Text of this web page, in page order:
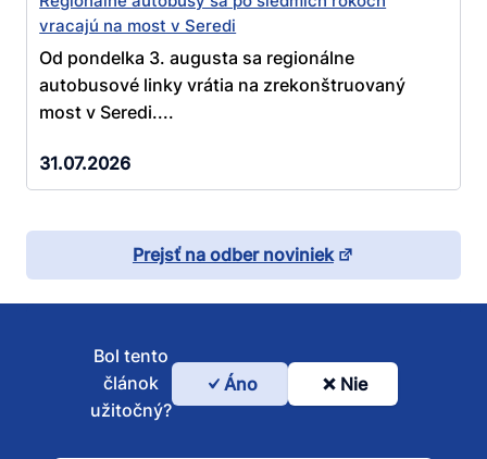
vracajú na most v Seredi
Od pondelka 3. augusta sa regionálne
autobusové linky vrátia na zrekonštruovaný
most v Seredi....
31.07.2026
Prejsť na odber noviniek
Bol
Bol tento
článok
užitočný?
Áno Nie